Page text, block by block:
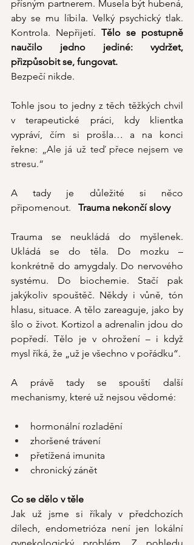
přísným partnerem. Musela být hubená,
aby se mu líbila. Velký psychický tlak.
Kontrola. Nepřijetí. Tělo se postupně
naučilo jedno jediné: vydržet,
přizpůsobit se, fungovat.
Bezpečí nikde.
Tohle jsou to jedny z těch těžkých chvil
v terapeutické práci, kdy klientka
vypráví, čím si prošla… a na konci
řekne:
„Ale já už teď přece nejsem ve
stresu.“
A tady je důležité si něco
připomenout. Trauma nekončí slovy
Trauma se neukládá do myšlenek.
Ukládá se do těla. Do mozku –
konkrétně do amygdaly. Do nervového
systému. Do biochemie. Stačí pak
jakýkoliv spouštěč. Někdy i vůně, tón
hlasu, situace. A tělo zareaguje, jako by
šlo o život. Kortizol a adrenalin jdou do
popředí. Tělo je v ohrožení – i když
mysl říká, že „už je všechno v pořádku“.
A právě tady se spouští další
mechanismy, které už nejsou vědomé:
hormonální rozladění
zhoršené trávení
přetížená imunita
chronický zánět
Co se dělo v těle
Jak už jsme si říkaly v předchozích
dílech, endometrióza není jen lokální
gynekologický problém. Z pohledu